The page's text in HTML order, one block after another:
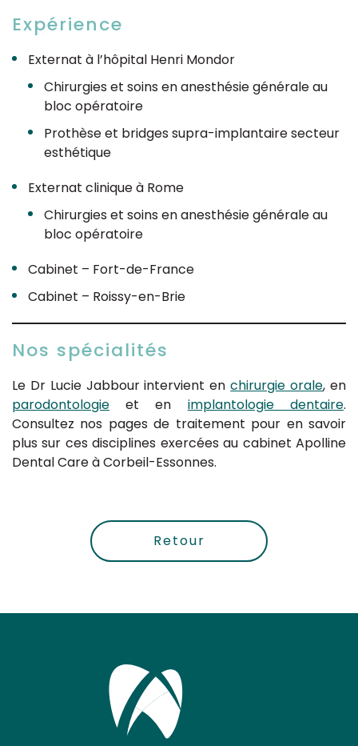
Expérience
Externat à l’hôpital Henri Mondor
Chirurgies et soins en anesthésie générale au
bloc opératoire
Prothèse et bridges supra-implantaire secteur
esthétique
Externat clinique à Rome
Chirurgies et soins en anesthésie générale au
bloc opératoire
Cabinet – Fort-de-France
Cabinet – Roissy-en-Brie
Nos spécialités
Le Dr Lucie Jabbour intervient enchirurgie orale, en
parodontologie et en implantologie dentaire.
Consultez nos pages de traitement pour en savoir
plus sur ces disciplines exercées au cabinet Apolline
Dental Care à Corbeil-Essonnes.
Retour